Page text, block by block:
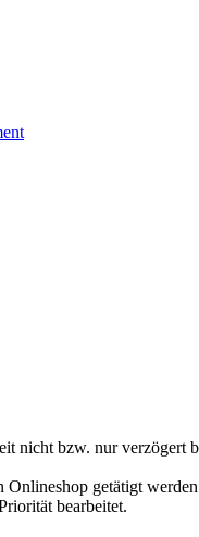
nicht bzw. nur verzögert
Onlineshop getätigt werden
bearbeitet.